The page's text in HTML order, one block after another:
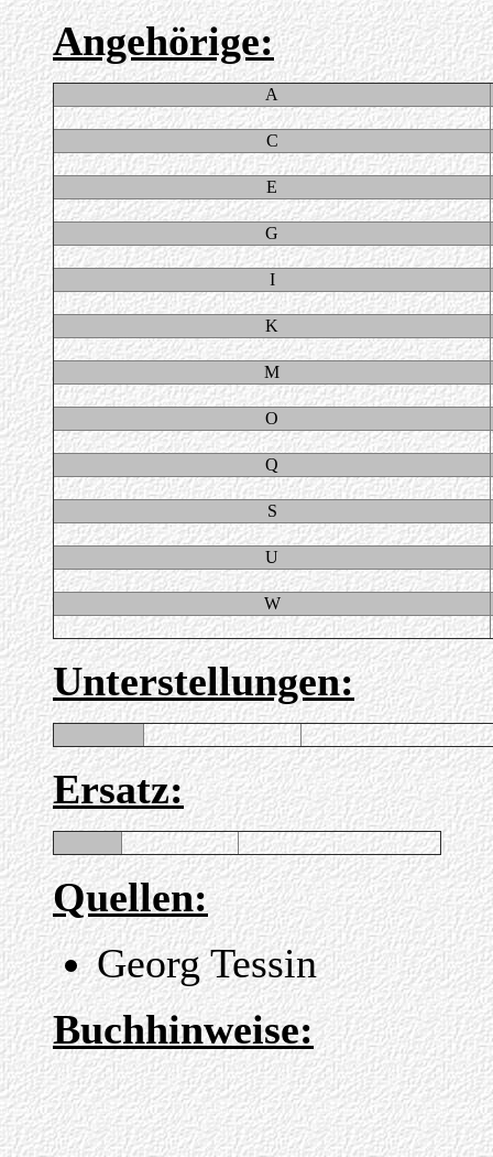
Angehörige:
A
C
E
G
I
K
M
O
Q
S
U
W
Unterstellungen:
Ersatz:
Quellen:
Georg Tessin
Buchhinweise: